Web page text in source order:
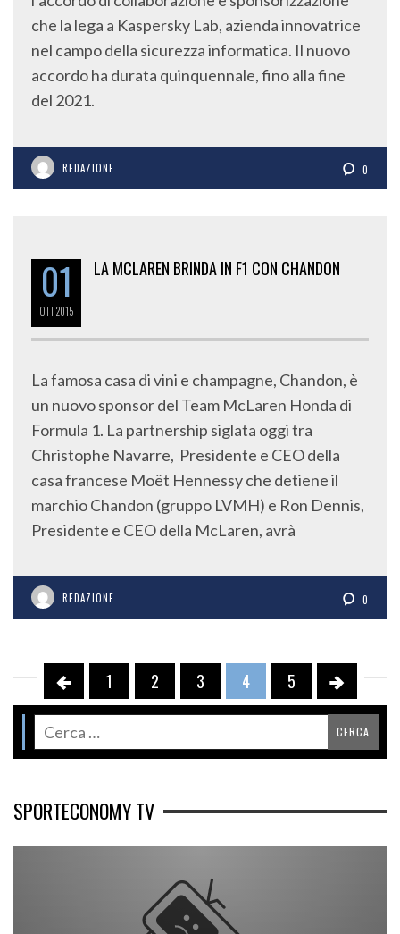
che la lega a Kaspersky Lab, azienda innovatrice
nel campo della sicurezza informatica. Il nuovo
accordo ha durata quinquennale, fino alla fine
del 2021.
REDAZIONE 0
01
OTT2015
LA MCLAREN BRINDA IN F1 CON CHANDON
La famosa casa di vini e champagne, Chandon, è
un nuovo sponsor del Team McLaren Honda di
Formula 1. La partnership siglata oggi tra
Christophe Navarre, Presidente e CEO della
casa francese Moët Hennessy che detiene il
marchio Chandon (gruppo LVMH) e Ron Dennis,
Presidente e CEO della McLaren, avrà
REDAZIONE 0
1 2 3 4 5
SPORTECONOMY TV